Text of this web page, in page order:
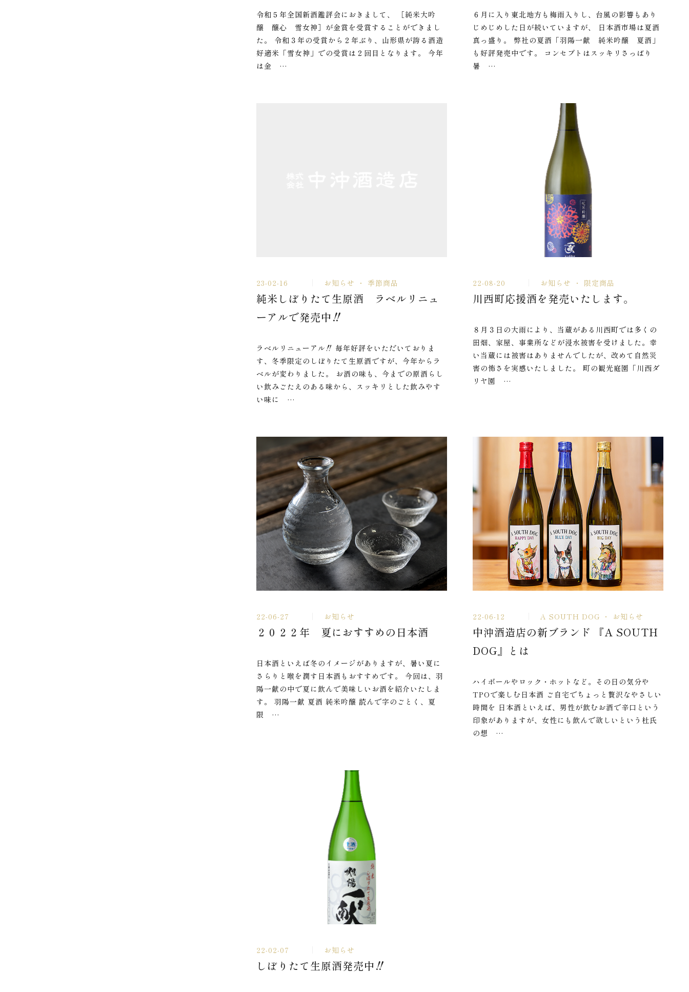
令和５年全国新酒鑑評会におきまして、 ［純米大吟
醸 醸心 雪女神］が金賞を受賞することができまし
た。 令和３年の受賞から２年ぶり、山形県が誇る酒造
好適米「雪女神」での受賞は２回目となります。 今年
は金 …
６月に入り東北地方も梅雨入りし、台風の影響もあり
じめじめした日が続いていますが、 日本酒市場は夏酒
真っ盛り。 弊社の夏酒「羽陽一献 純米吟醸 夏酒」
も好評発売中です。 コンセプトはスッキリさっぱり
暑 …
23-02-16 お知らせ 季節商品
純米しぼりたて生原酒 ラベルリニュ
ーアルで発売中‼
ラベルリニューアル‼ 毎年好評をいただいておりま
す、冬季限定のしぼりたて生原酒ですが、今年からラ
ベルが変わりました。 お酒の味も、今までの原酒らし
い飲みごたえのある味から、スッキリとした飲みやす
い味に …
22-08-20 お知らせ 限定商品
川西町応援酒を発売いたします。
８月３日の大雨により、当蔵がある川西町では多くの
田畑、家屋、事業所などが浸水被害を受けました。幸
い当蔵には被害はありませんでしたが、改めて自然災
害の怖さを実感いたしました。 町の観光庭園「川西ダ
リヤ園 …
22-06-27 お知らせ
２０２２年 夏におすすめの日本酒
日本酒といえば冬のイメージがありますが、暑い夏に
さらりと喉を潤す日本酒もおすすめです。 今回は、羽
陽一献の中で夏に飲んで美味しいお酒を紹介いたしま
す。 羽陽一献 夏酒 純米吟醸 読んで字のごとく、夏
限 …
22-06-12 A SOUTH DOG お知らせ
中沖酒造店の新ブランド 『A SOUTH
DOG』とは
ハイボールやロック・ホットなど。その日の気分や
TPOで楽しむ日本酒 ご自宅でちょっと贅沢なやさしい
時間を 日本酒といえば、男性が飲むお酒で辛口という
印象がありますが、女性にも飲んで欲しいという杜氏
の想 …
22-02-07 お知らせ
しぼりたて生原酒発売中‼